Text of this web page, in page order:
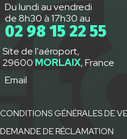
Du lundi au vendredi
de 8h30 à 17h30 au
02 98 15 22 55
Site de l'aéroport,
29600 MORLAIX, France
Email
CONDITIONS GÉNÉRALES DE
DEMANDE DE RÉCLAMATION